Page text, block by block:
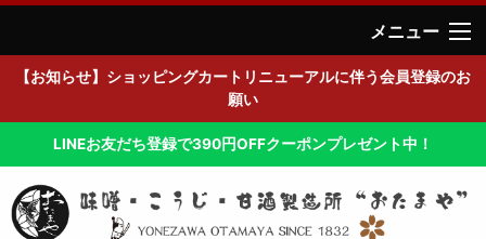
メニュー
【お知らせ】ショッピングカートリニューアルに伴う会員登録のお
願い
LINEお友だち登録で390円OFFクーポンプレゼント中！